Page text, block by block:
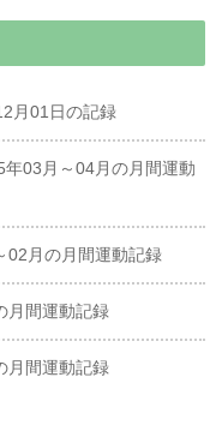
月01日の記録
年03月～04月の月間運動
02月の月間運動記録
月間運動記録
月間運動記録